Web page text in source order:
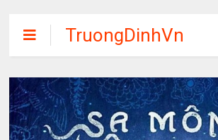
TruongDinhVn
Chia sẽ ebook,
các khóa học,
phần mềm học
tập miễn phí